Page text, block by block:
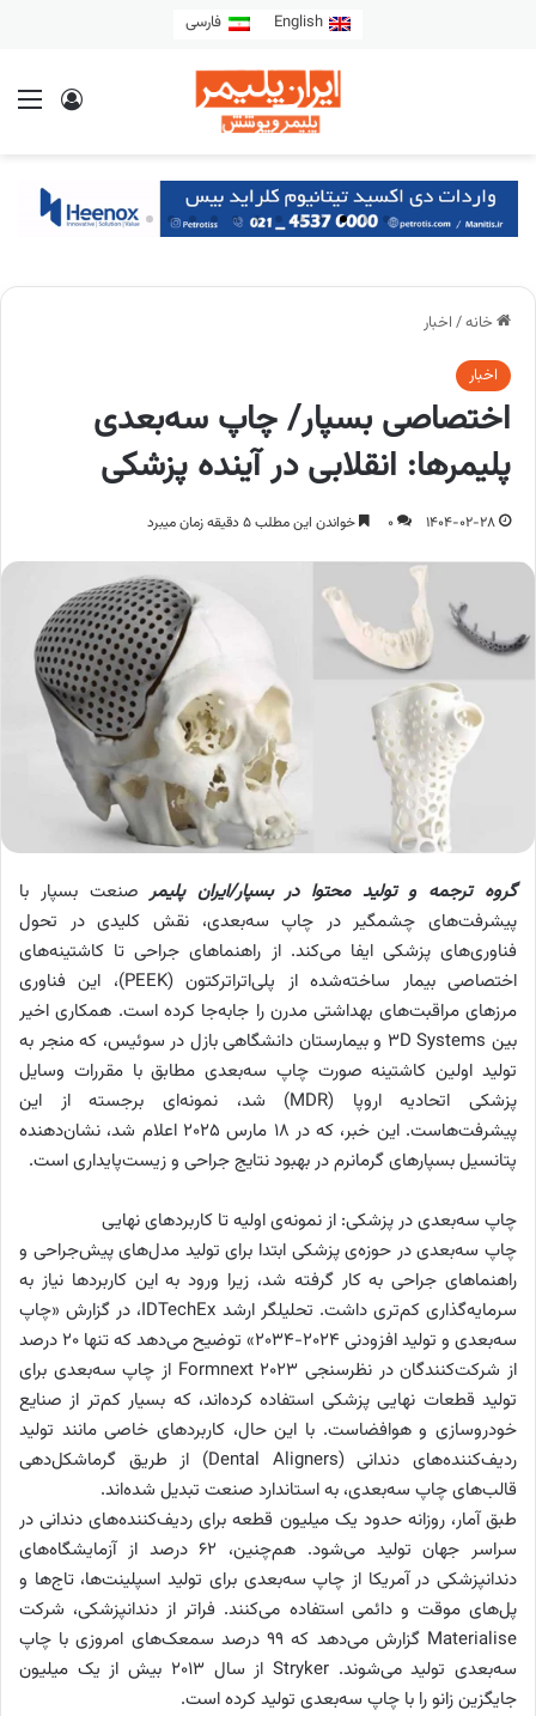
English فارسی
خانه/ اخبار
اخبار
اختصاصی بسپار/ چاپ سه‌بعدی
پلیمرها: انقلابی در آینده پزشکی
1404-02-28
0 خواندن این مطلب 5 دقیقه زمان میبرد
گروه ترجمه و تولید محتوا در بسپار/ایران پلیمر صنعت بسپار با
پیشرفت‌های چشمگیر در چاپ سه‌بعدی، نقش کلیدی در تحول
فناوری‌های پزشکی ایفا می‌کند. از راهنماهای جراحی تا کاشتینه‌‌های
اختصاصی بیمار ساخته‌شده از پلی‌اتراتر‌کتون (PEEK)، این فناوری
مرزهای مراقبت‌های بهداشتی مدرن را جابه‌جا کرده است. همکاری اخیر
بین 3D Systems و بیمارستان دانشگاهی بازل در سوئیس، که منجر به
تولید اولین کاشتینه‌ صورت چاپ سه‌بعدی مطابق با مقررات وسایل
پزشکی اتحادیه اروپا (MDR) شد، نمونه‌ای برجسته از این
پیشرفت‌هاست. این خبر، که در ۱۸ مارس ۲۰۲۵ اعلام شد، نشان‌دهنده
پتانسیل بسپارهای گرمانرم در بهبود نتایج جراحی و زیست‌پایداری است.
چاپ سه‌بعدی در پزشکی: از نمونه‌ی اولیه تا کاربردهای نهایی
چاپ سه‌بعدی در حوزه‌ی پزشکی ابتدا برای تولید مدل‌های پیش‌جراحی و
راهنماهای جراحی به کار گرفته شد، زیرا ورود به این کاربردها نیاز به
سرمایه‌گذاری کم‌تری داشت. تحلیلگر ارشد IDTechEx، در گزارش «چاپ
سه‌بعدی و تولید افزودنی ۲۰۲۴-۲۰۳۴» توضیح می‌دهد که تنها ۲۰ درصد
از شرکت‌کنندگان در نظرسنجی Formnext 2023 از چاپ سه‌بعدی برای
تولید قطعات نهایی پزشکی استفاده کرده‌اند، که بسیار کم‌تر از صنایع
خودروسازی و هوافضاست. با این حال، کاربردهای خاصی مانند تولید
ردیف‌کننده‌های دندانی (Dental Aligners) از طریق گرماشکل‌دهی
قالب‌های چاپ سه‌بعدی، به استاندارد صنعت تبدیل شده‌اند.
طبق آمار، روزانه حدود یک میلیون قطعه برای ردیف‌کننده‌های دندانی در
سراسر جهان تولید می‌شود. هم‌چنین، ۶۲ درصد از آزمایشگاه‌های
دندانپزشکی در آمریکا از چاپ سه‌بعدی برای تولید اسپلینت‌ها، تاج‌ها و
پل‌های موقت و دائمی استفاده می‌کنند. فراتر از دندانپزشکی، شرکت
Materialise گزارش می‌دهد که ۹۹ درصد سمعک‌های امروزی با چاپ
سه‌بعدی تولید می‌شوند. Stryker از سال ۲۰۱۳ بیش از یک میلیون
جایگزین زانو را با چاپ سه‌بعدی تولید کرده است.